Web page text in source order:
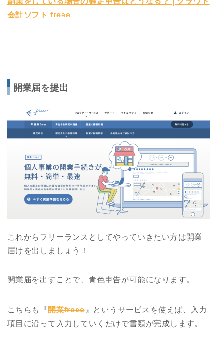
会計ソフト freee
開業届を提出
これからフリーランスとしてやっていきたい方は開業
届けを出しましょう！
開業届を出すことで、青色申告が可能になります。
こちらも『開業freee 』というサービスを使えば、入力
項目に沿って入力していくだけで書類が完成します。